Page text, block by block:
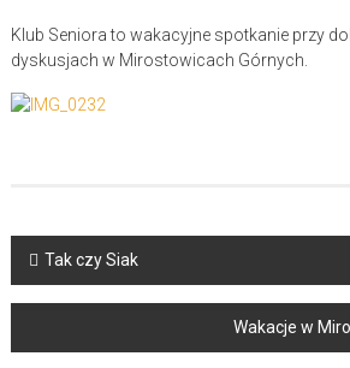
Klub Seniora to wakacyjne spotkanie przy
dyskusjach w Mirostowicach Górnych.
Post
navigation
Tak czy Siak
Wakacje w